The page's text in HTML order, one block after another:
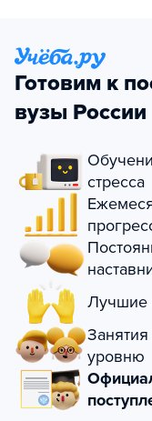
Готовим к
вузы России
стресса
Лучшие
уровню